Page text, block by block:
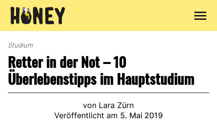
Inhalt
Studium
Retter in der Not – 10
Überlebenstipps im Hauptstudium
von Lara Zürn
Veröffentlicht am 5. Mai 2019